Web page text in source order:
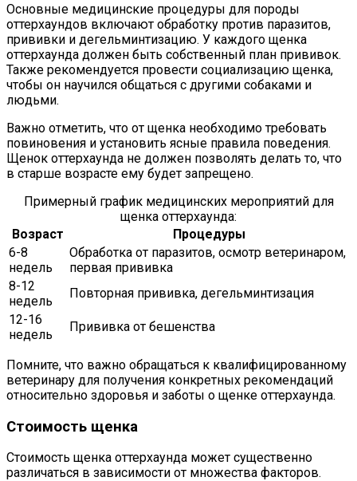
Основные медицинские процедуры для породы
оттерхаундов включают обработку против паразитов,
прививки и дегельминтизацию. У каждого щенка
оттерхаунда должен быть собственный план прививок.
Также рекомендуется провести социализацию щенка,
чтобы он научился общаться с другими собаками и
людьми.
Важно отметить, что от щенка необходимо требовать
повиновения и установить ясные правила поведения.
Щенок оттерхаунда не должен позволять делать то, что
в старше возрасте ему будет запрещено.
Примерный график медицинских мероприятий для
щенка оттерхаунда:
Возраст
Процедуры
6-8
недель
Обработка от паразитов, осмотр ветеринаром,
первая прививка
8-12
недель
Повторная прививка, дегельминтизация
12-16
недель
Прививка от бешенства
Помните, что важно обращаться к квалифицированному
ветеринару для получения конкретных рекомендаций
относительно здоровья и заботы о щенке оттерхаунда.
Стоимость щенка
Стоимость щенка оттерхаунда может существенно
различаться в зависимости от множества факторов.